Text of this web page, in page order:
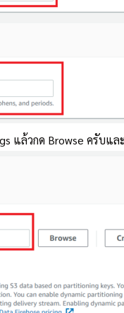
แล้วกด Browse ครับแ